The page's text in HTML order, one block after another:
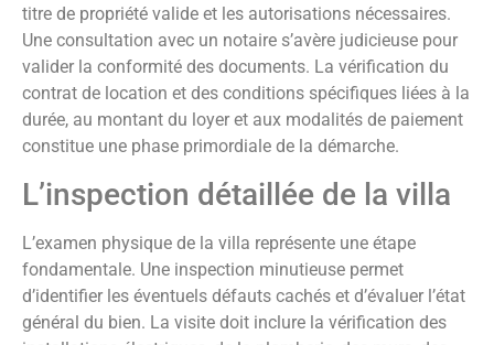
titre de propriété valide et les autorisations nécessaires.
Une consultation avec un notaire s’avère judicieuse pour
valider la conformité des documents. La vérification du
contrat de location et des conditions spécifiques liées à la
durée, au montant du loyer et aux modalités de paiement
constitue une phase primordiale de la démarche.
L’inspection détaillée de la villa
L’examen physique de la villa représente une étape
fondamentale. Une inspection minutieuse permet
d’identifier les éventuels défauts cachés et d’évaluer l’état
général du bien. La visite doit inclure la vérification des